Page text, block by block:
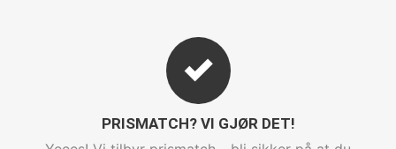
PRISMATCH? VI GJØR DET!